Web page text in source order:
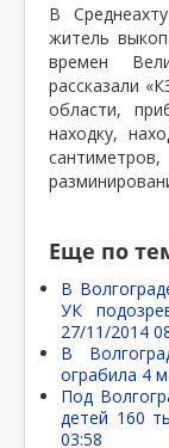
В
житель
времен
рассказали
области,
находку,
сантиметров,
Еще по
В
УК
27/11/2014
В
ограбила 4
Под
детей 160
03:58